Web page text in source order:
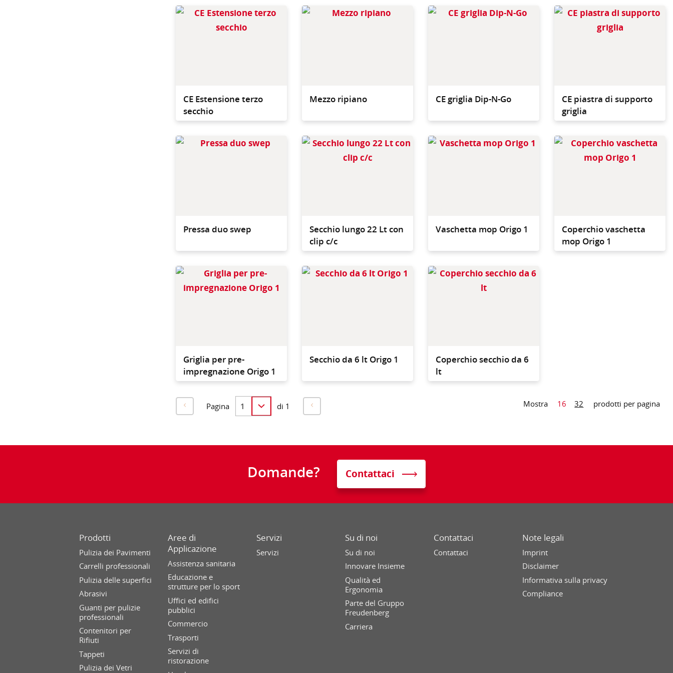
CE Estensione terzo
secchio
Mezzo ripiano CE griglia Dip-N-Go
Può essere utilizzata con
il carrello per pre-
CE piastra di supporto
griglia
Pressa duo swep
Per utilizzo sul carrello CE
Secchio lungo 22 Lt con
clip c/c
Vaschetta mop Origo 1
Per utilizzo con il carrello
ad acqua o con il carrello
Coperchio vaschetta
mop Origo 1
Griglia per pre-
impregnazione Origo 1
Secchio da 6 lt Origo 1
Per utilizzo con il carrello
ad acqua o con il carrello
Coperchio secchio da 6
lt
Pagina di 1 Mostra 16 32 prodotti per pagina
Domande? Contattaci
Prodotti
Pulizia dei Pavimenti
Carrelli professionali
Pulizia delle superfici
Abrasivi
Guanti per pulizie
professionali
Contenitori per
Rifiuti
Tappeti
Pulizia dei Vetri
Aree di
Applicazione
Assistenza sanitaria
Educazione e
strutture per lo sport
Uffici ed edifici
pubblici
Commercio
Trasporti
Servizi di
ristorazione
Servizi
Servizi
Su di noi
Su di noi
Innovare Insieme
Qualità ed
Ergonomia
Parte del Gruppo
Freudenberg
Carriera
Contattaci
Contattaci
Note legali
Imprint
Disclaimer
Informativa sulla privacy
Compliance